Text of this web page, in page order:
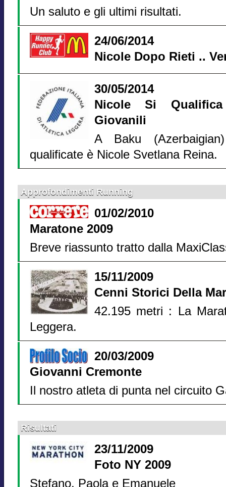
Un saluto e gli ultimi risultati.
24/06/2014
Nicole Dopo Rieti ..
30/05/2014
Nicole Si
Giovanili
A Baku
qualificate è Nicole Svetlana Reina.
Approfondimenti Running
01/02/2010
Maratone 2009
Breve riassunto tratto dalla
15/11/2009
Cenni Storici Della
42.195 metri : La
Leggera.
20/03/2009
Giovanni Cremonte
Il nostro atleta di punta nel circuito
Risultati
23/11/2009
Foto NY 2009
Stefano, Paola e Emanuele